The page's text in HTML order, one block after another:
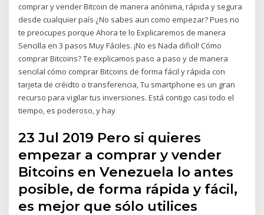
comprar y vender Bitcoin de manera anónima, rápida y segura
desde cualquier país ¿No sabes aun como empezar? Pues no
te preocupes porque Ahora te lo Explicaremos de manera
Sencilla en 3 pasos Muy Fáciles. ¡No es Nada dificil! Cómo
comprar Bitcoins? Te explicamos paso a paso y de manera
sencilal cómo comprar Bitcoins de forma fácil y rápida con
tarjeta de créidto o transferencia, Tu smartphone es un gran
recurso para vigilar tus inversiones. Está contigo casi todo el
tiempo, es poderoso, y hay
23 Jul 2019 Pero si quieres
empezar a comprar y vender
Bitcoins en Venezuela lo antes
posible, de forma rápida y fácil,
es mejor que sólo utilices